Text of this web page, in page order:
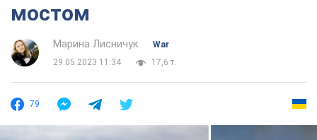
мостом
Марина Лисничук
War
29.05.2023 11:34
17,6 т.
79